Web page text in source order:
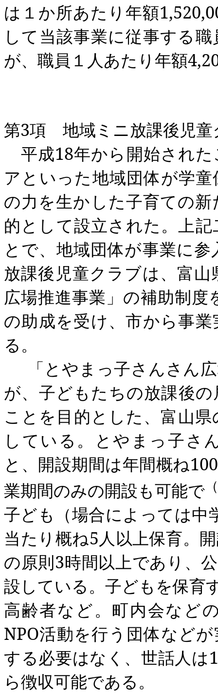
は１か所あたり年額
して当該事業に従事する
が、職員１人あたり年額
第3項 地域ミニ放課後児童
平成18年から開始され
アといった地域団体が学
の力を生かした子育ての
的として設立された。上
とで、地域団体が事業に
放課後児童クラブは、富
広場推進事業」の補助制
の助成を受け、市から事
る。
「とやまっ子さんさん
が、子どもたちの放課後
ことを目的とした、富山
している。とやまっ子さ
と、開設期間は年間概ね100
業期間のみの開設も可能で
子ども（場合によっては中
当たり概ね5人以上保育。
の原則3時間以上であり、
設している。子どもを保育
高齢者など。町内会など
NPO活動を行う団体など
する必要はなく、世話人は1
ら徴収可能である。